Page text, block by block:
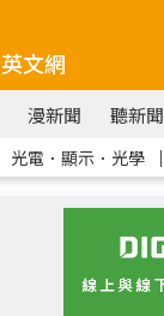
英文網
漫新聞 聽新聞
光電．顯示．光學 ｜